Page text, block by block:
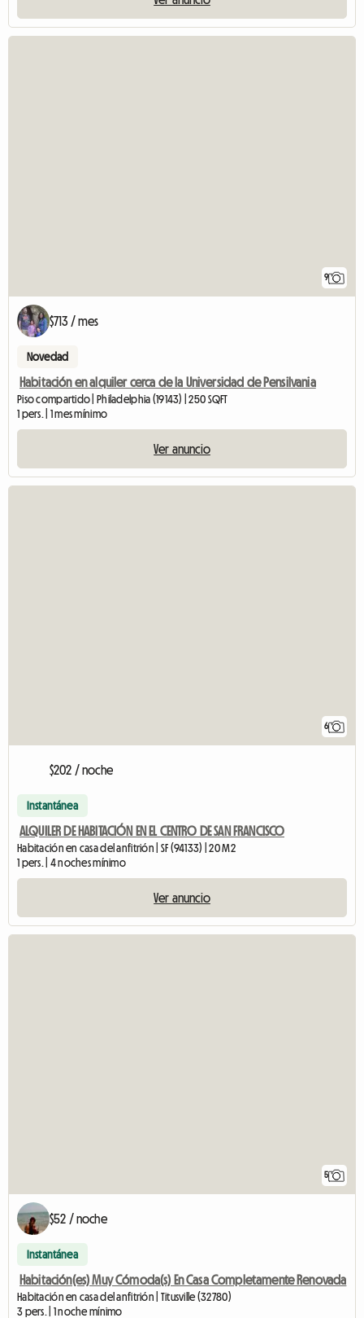
9
$713 / mes
Novedad
Habitación en alquiler cerca de la Universidad de Pensilvania
Piso compartido | Philadelphia (19143) | 250 SQFT
1 pers. | 1 mes mínimo
Ver anuncio
6
$202 / noche
Instantánea
ALQUILER DE HABITACIÓN EN EL CENTRO DE SAN FRANCISCO
Habitación en casa del anfitrión | SF (94133) | 20 M2
1 pers. | 4 noches mínimo
Ver anuncio
5
$52 / noche
Instantánea
Habitación(es) Muy Cómoda(s) En Casa Completamente Renovada
Habitación en casa del anfitrión | Titusville (32780)
3 pers. | 1 noche mínimo